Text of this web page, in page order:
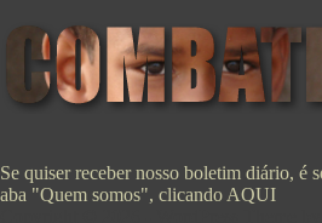
Se quiser receber nosso boletim diário, é
aba "Quem somos", clicando AQUI